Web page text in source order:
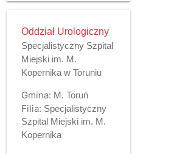
Oddział Urologiczny
Specjalistyczny Szpital
Miejski im. M.
Kopernika w Toruniu
Gmina: M. Toruń
Filia: Specjalistyczny
Szpital Miejski im. M.
Kopernika